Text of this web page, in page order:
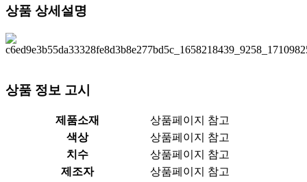
상품 상세설명
상품 정보 고시
제품소재
상품페이지 참고
색상
상품페이지 참고
치수
상품페이지 참고
제조자
상품페이지 참고